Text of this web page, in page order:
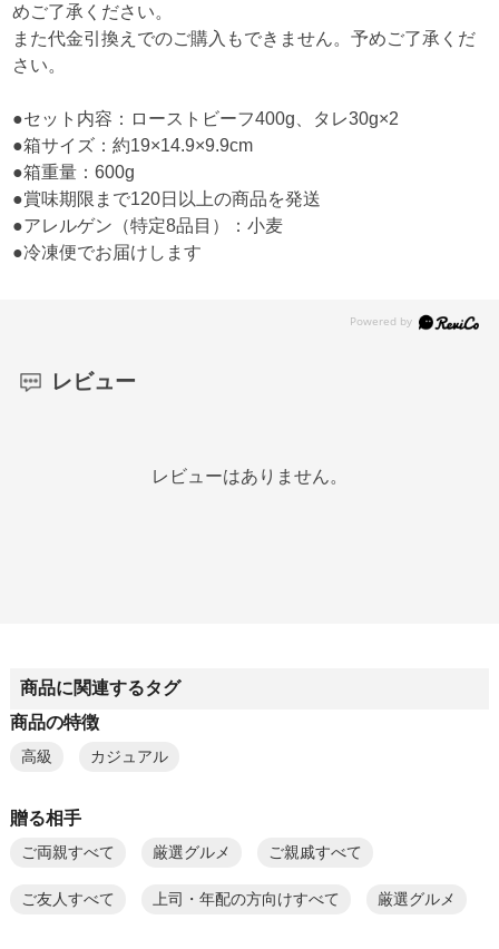
めご了承ください。
また代金引換えでのご購入もできません。予めご了承くだ
さい。
●セット内容：ローストビーフ400g、タレ30g×2
●箱サイズ：約19×14.9×9.9cm
●箱重量：600g
●賞味期限まで120日以上の商品を発送
●アレルゲン（特定8品目）：小麦
●冷凍便でお届けします
レビュー
レビューはありません。
商品に関連するタグ
商品の特徴
高級 カジュアル
贈る相手
ご両親すべて 厳選グルメ ご親戚すべて
ご友人すべて 上司・年配の方向けすべて 厳選グルメ